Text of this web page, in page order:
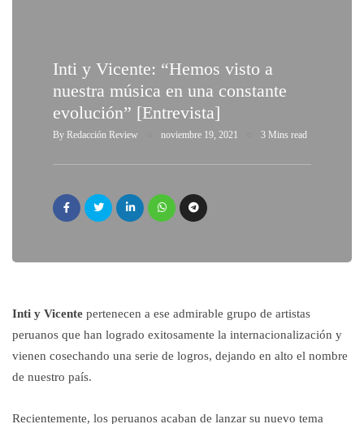
Inti y Vicente: “Hemos visto a
nuestra música en una constante
evolución” [Entrevista]
By Redacción Review noviembre 19, 2021 3 Mins read
Inti y Vicente pertenecen a ese admirable grupo de artistas
peruanos que han logrado exitosamente la internacionalización y
vienen cosechando una serie de logros, dejando en alto el nombre
de nuestro país.
Recientemente, los peruanos acaban de lanzar su nuevo tema